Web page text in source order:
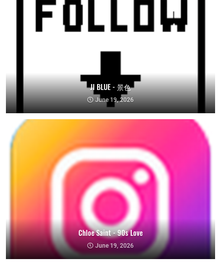
JI BLUE - 景色
June 19, 2026
Chloe Saint - 90s Love
June 19, 2026